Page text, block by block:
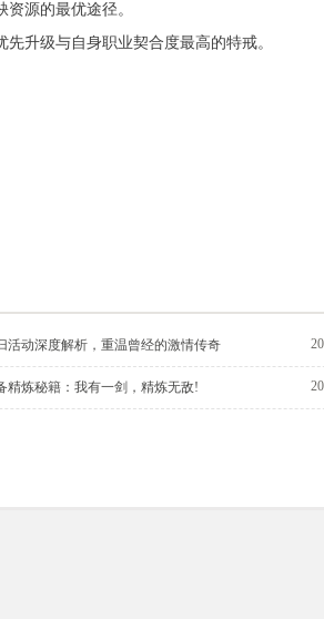
源的最优途径。
升级与自身职业契合度最高的特戒。
活动深度解析，重温曾经的激情传奇
精炼秘籍：我有一剑，精炼无敌!